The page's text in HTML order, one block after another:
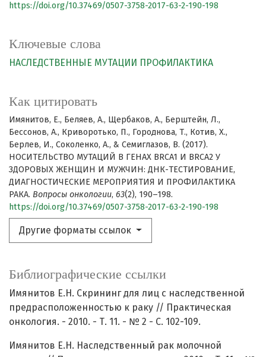
Ключевые слова
НАСЛЕДСТВЕННЫЕ МУТАЦИИ ПРОФИЛАКТИКА
Как цитировать
Имянитов, Е., Беляев, А., Щербаков, А., Берштейн, Л.,
Бессонов, А., Криворотько, П., Городнова, Т., Котив, Х.,
Берлев, И., Соколенко, А., & Семиглазов, В. (2017).
НОСИТЕЛЬСТВО МУТАЦИЙ В ГЕНАХ BRCA1 И BRCA2 У
ЗДОРОВЫХ ЖЕНЩИН И МУЖЧИН: ДНК-ТЕСТИРОВАНИЕ,
ДИАГНОСТИЧЕСКИЕ МЕРОПРИЯТИЯ И ПРОФИЛАКТИКА
РАКА. Вопросы онкологии, 63(2), 190–198.
https://doi.org/10.37469/0507-3758-2017-63-2-190-198
Другие форматы ссылок
https://doi.org/10.37469/0507-3758-2017-63-2-190-198
Библиографические ссылки
Имянитов Е.Н. Скрининг для лиц с наследственной
предрасположенностью к раку // Практическая
онкология. - 2010. - Т. 11. - № 2 - С. 102-109.
Имянитов Е.Н. Наследственный рак молочной